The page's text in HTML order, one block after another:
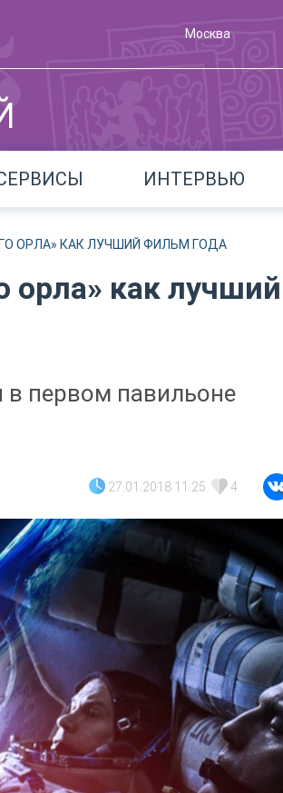
Москва
ИНТЕРВЬЮ
ОРЛА» КАК ЛУЧШИЙ ФИЛЬМ ГОДА
орла» как лучший
в первом павильоне
27.01.2018 11:25 4